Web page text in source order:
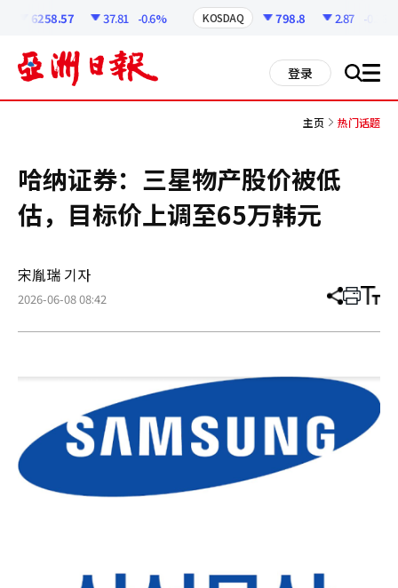
6258.57 37.81 -0.6% KOSDAQ 798.8 2.87 -0.36%
登录 搜 all
主页 热门话题
哈纳证券：三星物产股价被低
估，目标价上调至65万韩元
宋胤瑞 기자
2026-06-08 08:42 分
章
打 调
小